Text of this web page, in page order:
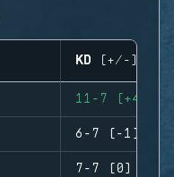
KD (+/-)
11-7 (+4)
6-7 (-1)
7-7 (0)